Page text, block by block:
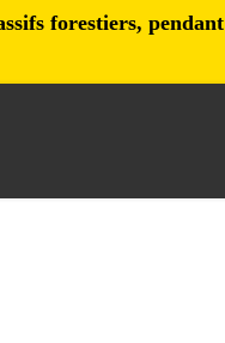
forestiers,